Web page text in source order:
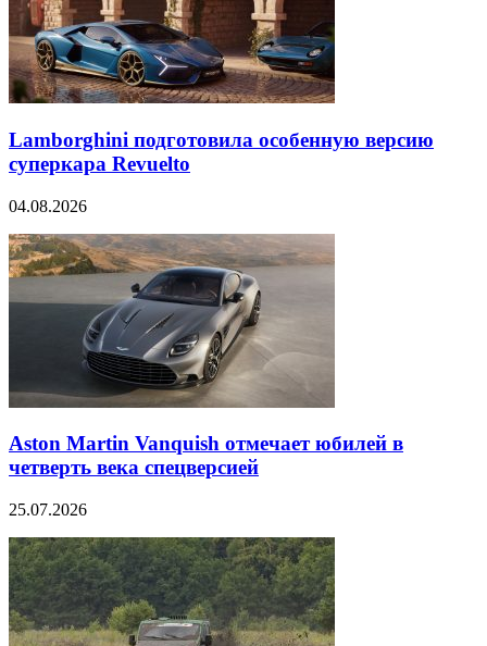
Lamborghini подготовила особенную версию
суперкара Revuelto
04.08.2026
Aston Martin Vanquish отмечает юбилей в
четверть века спецверсией
25.07.2026